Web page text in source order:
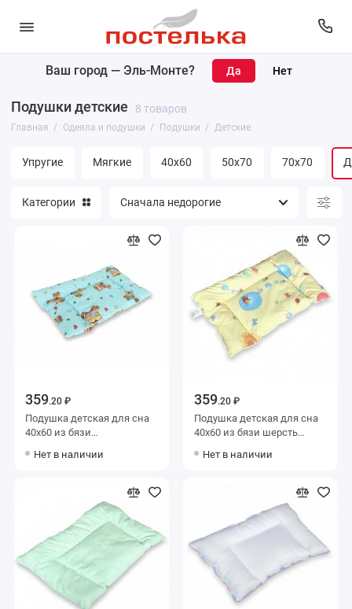
Ваш город — Эль-Монте?
Подушки детские 8 товаров
Главная Одеяла и подушки Подушки Детские
Упругие Мягкие 40х60 50х70 70х70
Подушки
Наматрасники
Категории
359.20 ₽
Подушка детская для сна
40х60 из бязи
волокно Рисунок AlViTek
Нет в наличии
359.20 ₽
Подушка детская для сна
40х60 из бязи шерсть
Нет в наличии